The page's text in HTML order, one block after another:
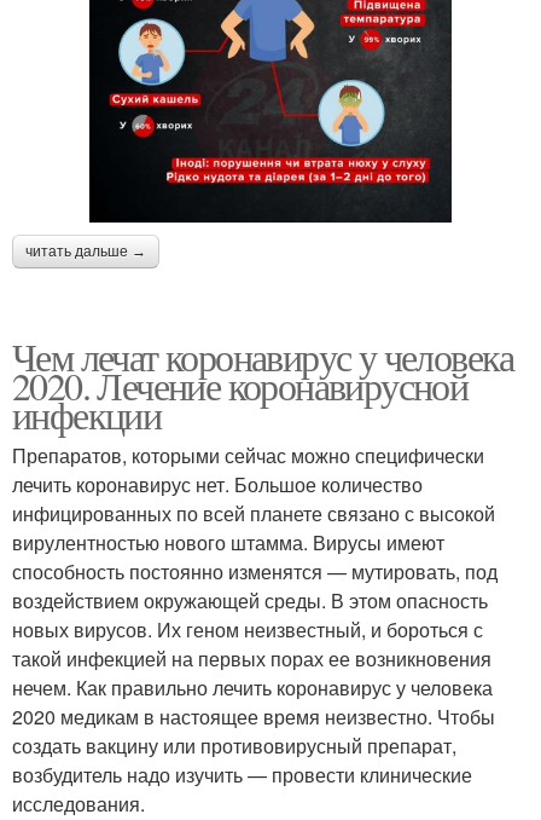
читать дальше →
Чем лечат коронавирус у человека
2020. Лечение коронавирусной
инфекции
Препаратов, которыми сейчас можно специфически
лечить коронавирус нет. Большое количество
инфицированных по всей планете связано с высокой
вирулентностью нового штамма. Вирусы имеют
способность постоянно изменятся — мутировать, под
воздействием окружающей среды. В этом опасность
новых вирусов. Их геном неизвестный, и бороться с
такой инфекцией на первых порах ее возникновения
нечем. Как правильно лечить коронавирус у человека
2020 медикам в настоящее время неизвестно. Чтобы
создать вакцину или противовирусный препарат,
возбудитель надо изучить — провести клинические
исследования.